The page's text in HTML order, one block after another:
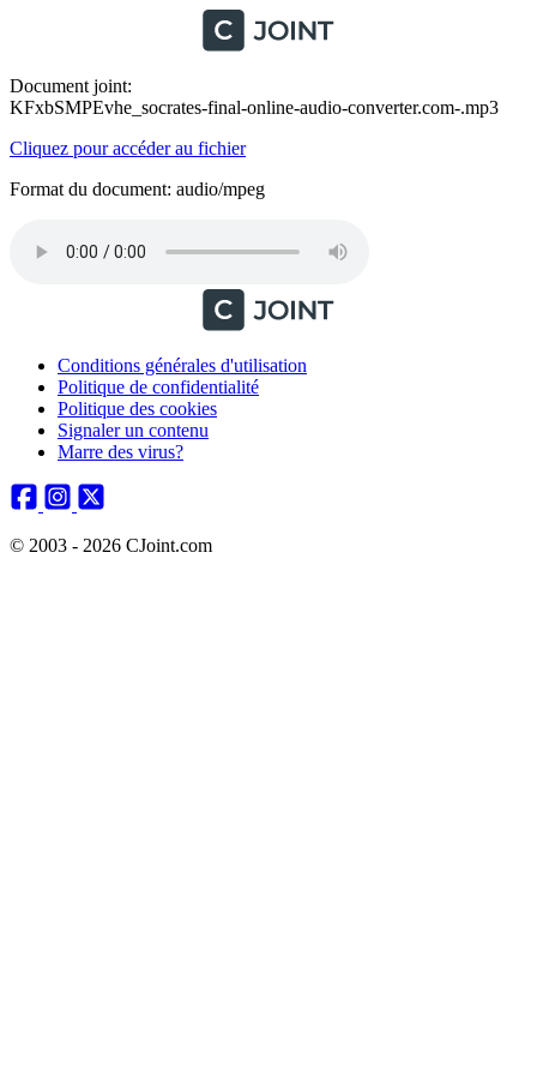
Document joint:
KFxbSMPEvhe_socrates-final-online-audio-converter.com-.mp3
Cliquez pour accéder au fichier
Format du document: audio/mpeg
Conditions générales d'utilisation
Politique de confidentialité
Politique des cookies
Signaler un contenu
Marre des virus?
© 2003 - 2026 CJoint.com